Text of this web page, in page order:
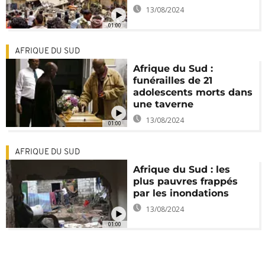
01:00
13/08/2024
01:00
AFRIQUE DU SUD
Afrique du Sud :
funérailles de 21
adolescents morts dans
une taverne
13/08/2024
01:00
AFRIQUE DU SUD
Afrique du Sud : les
plus pauvres frappés
par les inondations
13/08/2024